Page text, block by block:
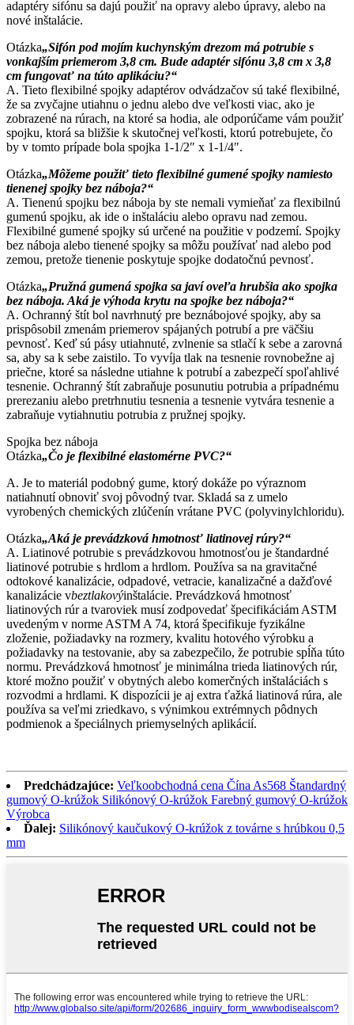
adaptéry sifónu sa dajú použiť na opravy alebo úpravy, alebo na
nové inštalácie.
Otázka„Sifón pod mojím kuchynským drezom má potrubie s
vonkajším priemerom 3,8 cm. Bude adaptér sifónu 3,8 cm x 3,8
cm fungovať na túto aplikáciu?“
A. Tieto flexibilné spojky adaptérov odvádzačov sú také flexibilné,
že sa zvyčajne utiahnu o jednu alebo dve veľkosti viac, ako je
zobrazené na rúrach, na ktoré sa hodia, ale odporúčame vám použiť
spojku, ktorá sa bližšie k skutočnej veľkosti, ktorú potrebujete, čo
by v tomto prípade bola spojka 1-1/2″ x 1-1/4″.
Otázka„Môžeme použiť tieto flexibilné gumené spojky namiesto
tienenej spojky bez náboja?“
A. Tienenú spojku bez náboja by ste nemali vymieňať za flexibilnú
gumenú spojku, ak ide o inštaláciu alebo opravu nad zemou.
Flexibilné gumené spojky sú určené na použitie v podzemí. Spojky
bez náboja alebo tienené spojky sa môžu používať nad alebo pod
zemou, pretože tienenie poskytuje spojke dodatočnú pevnosť.
Otázka„Pružná gumená spojka sa javí oveľa hrubšia ako spojka
bez náboja. Aká je výhoda krytu na spojke bez náboja?“
A. Ochranný štít bol navrhnutý pre beznábojové spojky, aby sa
prispôsobil zmenám priemerov spájaných potrubí a pre väčšiu
pevnosť. Keď sú pásy utiahnuté, zvlnenie sa stlačí k sebe a zarovná
sa, aby sa k sebe zaistilo. To vyvíja tlak na tesnenie rovnobežne aj
priečne, ktoré sa následne utiahne k potrubí a zabezpečí spoľahlivé
tesnenie. Ochranný štít zabraňuje posunutiu potrubia a prípadnému
prerezaniu alebo pretrhnutiu tesnenia a tesnenie vytvára tesnenie a
zabraňuje vytiahnutiu potrubia z pružnej spojky.
Spojka bez náboja
Otázka„Čo je flexibilné elastomérne PVC?“
A. Je to materiál podobný gume, ktorý dokáže po výraznom
natiahnutí obnoviť svoj pôvodný tvar. Skladá sa z umelo
vyrobených chemických zlúčenín vrátane PVC (polyvinylchloridu).
Otázka„Aká je prevádzková hmotnosť liatinovej rúry?“
A. Liatinové potrubie s prevádzkovou hmotnosťou je štandardné
liatinové potrubie s hrdlom a hrdlom. Používa sa na gravitačné
odtokové kanalizácie, odpadové, vetracie, kanalizačné a dažďové
kanalizácie vbeztlakovýinštalácie. Prevádzková hmotnosť
liatinových rúr a tvaroviek musí zodpovedať špecifikáciám ASTM
uvedeným v norme ASTM A 74, ktorá špecifikuje fyzikálne
zloženie, požiadavky na rozmery, kvalitu hotového výrobku a
požiadavky na testovanie, aby sa zabezpečilo, že potrubie spĺňa túto
normu. Prevádzková hmotnosť je minimálna trieda liatinových rúr,
ktoré možno použiť v obytných alebo komerčných inštaláciách s
rozvodmi a hrdlami. K dispozícii je aj extra ťažká liatinová rúra, ale
používa sa veľmi zriedkavo, s výnimkou extrémnych pôdnych
podmienok a špeciálnych priemyselných aplikácií.
Predchádzajúce: Veľkoobchodná cena Čína As568 Štandardný
gumový O-krúžok Silikónový O-krúžok Farebný gumový O-krúžok
Výrobca
Ďalej: Silikónový kaučukový O-krúžok z továrne s hrúbkou 0,5
mm